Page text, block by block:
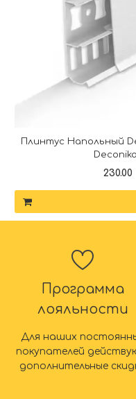
Плинтус Напольный
230.00
Программа
лояльности
Для наших
покупателей
дополнительные